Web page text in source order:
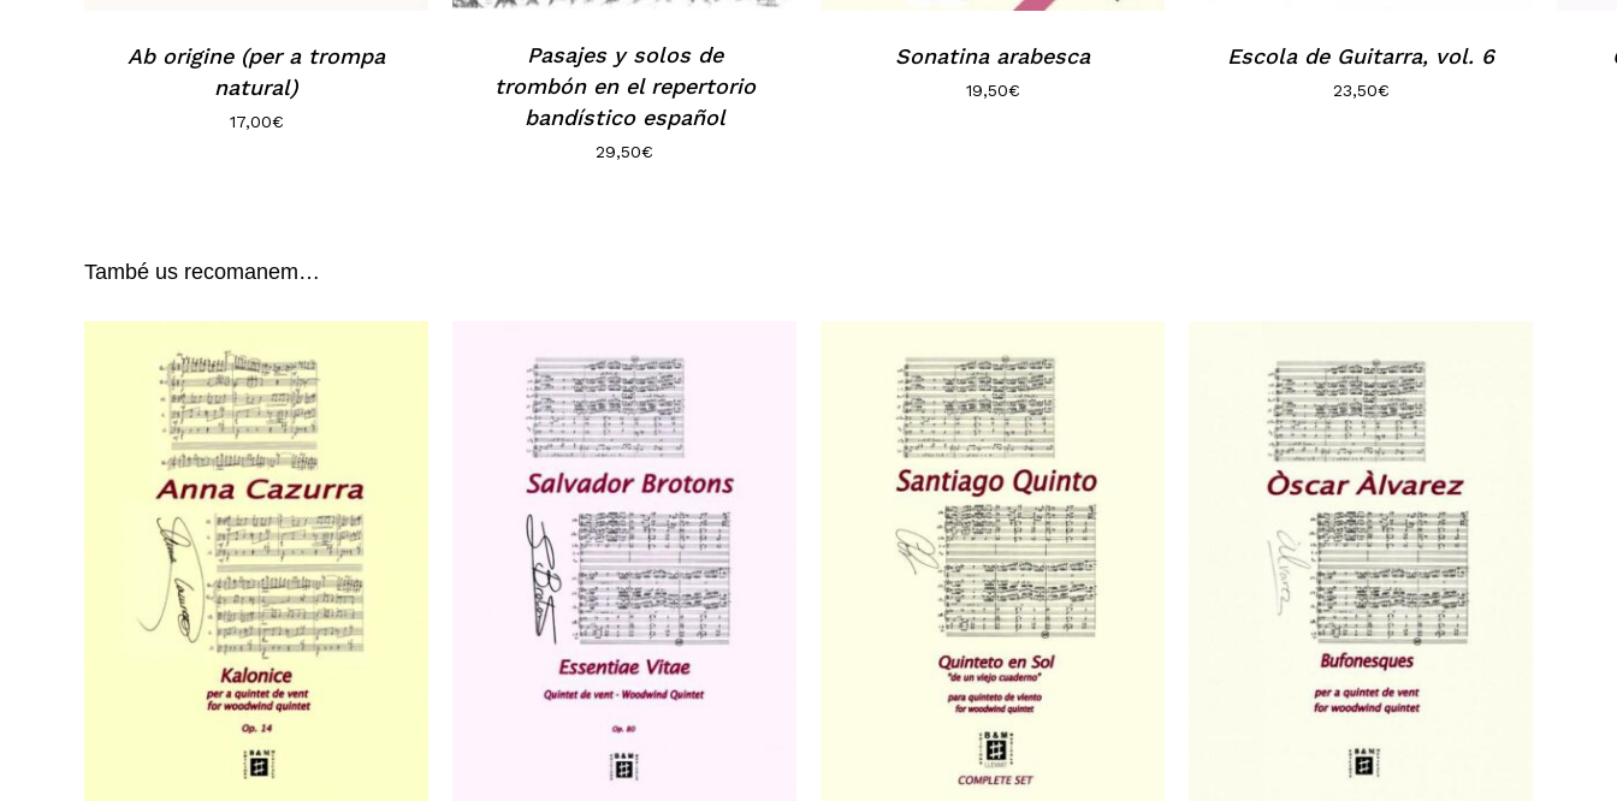
Ab origine (per a trompa
natural)
17,00€
Pasajes y solos de
trombón en el repertorio
bandístico español
29,50€
Sonatina arabesca
19,50€
Escola de Guitarra, vol. 6
23,50€
També us recomanem…